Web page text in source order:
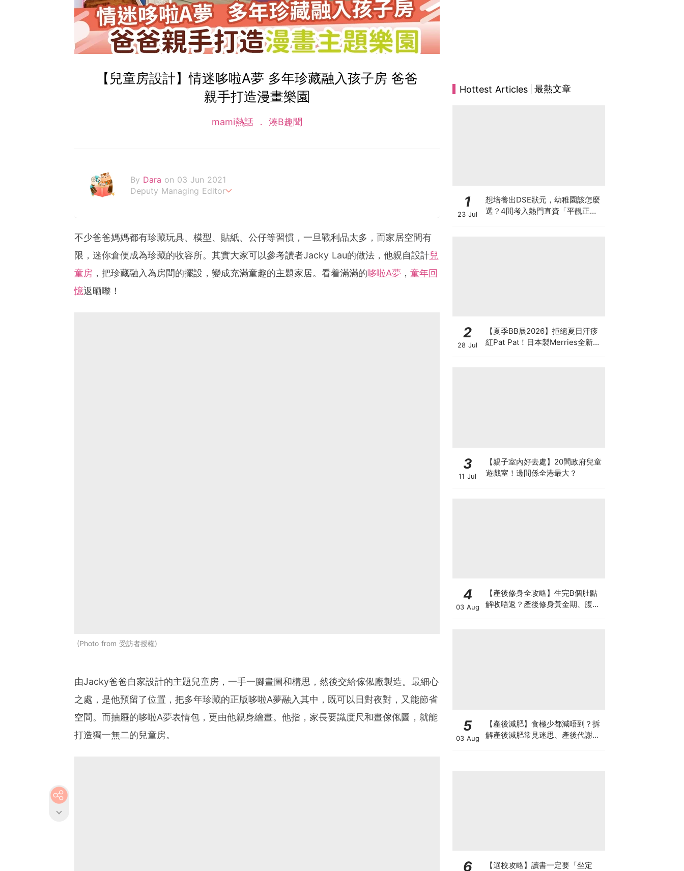
【兒童房設計】情迷哆啦A夢 多年珍藏融入孩子房 爸爸
親手打造漫畫樂園
mami熱話 湊B趣聞
By Dara on 03 Jun 2021
Deputy Managing Editor
不少爸爸媽媽都有珍藏玩具、模型、貼紙、公仔等習慣，一旦戰利品太多，而家居空間有
限，迷你倉便成為珍藏的收容所。其實大家可以參考讀者Jacky Lau的做法，他親自設計兒
童房，把珍藏融入為房間的擺設，變成充滿童趣的主題家居。看着滿滿的哆啦A夢 ， 童年回
憶返晒嚟！
Photo from 受訪者授權
由Jacky爸爸自家設計的主題兒童房，一手一腳畫圖和構思，然後交給傢俬廠製造。最細心
之處，是他預留了位置，把多年珍藏的正版哆啦A夢融入其中，既可以日對夜對，又能節省
空間。而抽屜的哆啦A夢表情包，更由他親身繪畫。他指，家長要識度尺和畫傢俬圖，就能
打造獨一無二的兒童房。
Hottest Articles 最熱文章
1
23 Jul
想培養出DSE狀元，幼稚園該怎麼
選？4間考入熱門直資「平靚正」
2
28 Jul
【夏季BB展2026】拒絕夏日汗疹
紅Pat Pat！日本製Merries全新超
3
11 Jul
【親子室內好去處】20間政府兒童
遊戲室！邊間係全港最大？
4
03 Aug
【產後修身全攻略】生完B個肚點
解收唔返？產後修身黃金期、腹直
5
03 Aug
【產後減肥】食極少都減唔到？拆
解產後減肥常見迷思、產後代謝、
6
【選校攻略】讀書一定要「坐定